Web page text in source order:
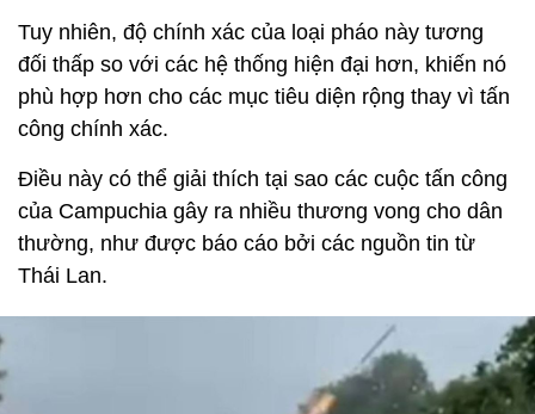
Tuy nhiên, độ chính xác của loại pháo này tương
đối thấp so với các hệ thống hiện đại hơn, khiến nó
phù hợp hơn cho các mục tiêu diện rộng thay vì tấn
công chính xác.
Điều này có thể giải thích tại sao các cuộc tấn công
của Campuchia gây ra nhiều thương vong cho dân
thường, như được báo cáo bởi các nguồn tin từ
Thái Lan.